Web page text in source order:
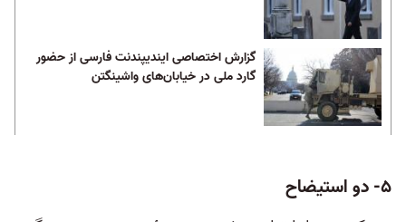
گزارش اختصاصی ایندیپندنت فارسی از حضور
گارد ملی در خیابان‌های واشینگتن
۵- دو استیضاح